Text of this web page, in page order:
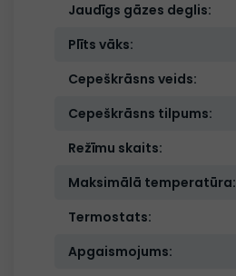
Jaudīgs gāzes deglis:
Plīts vāks:
Cepeškrāsns veids:
Cepeškrāsns tilpums:
Režīmu skaits:
Maksimālā temperatūra:
Termostats:
Apgaismojums: